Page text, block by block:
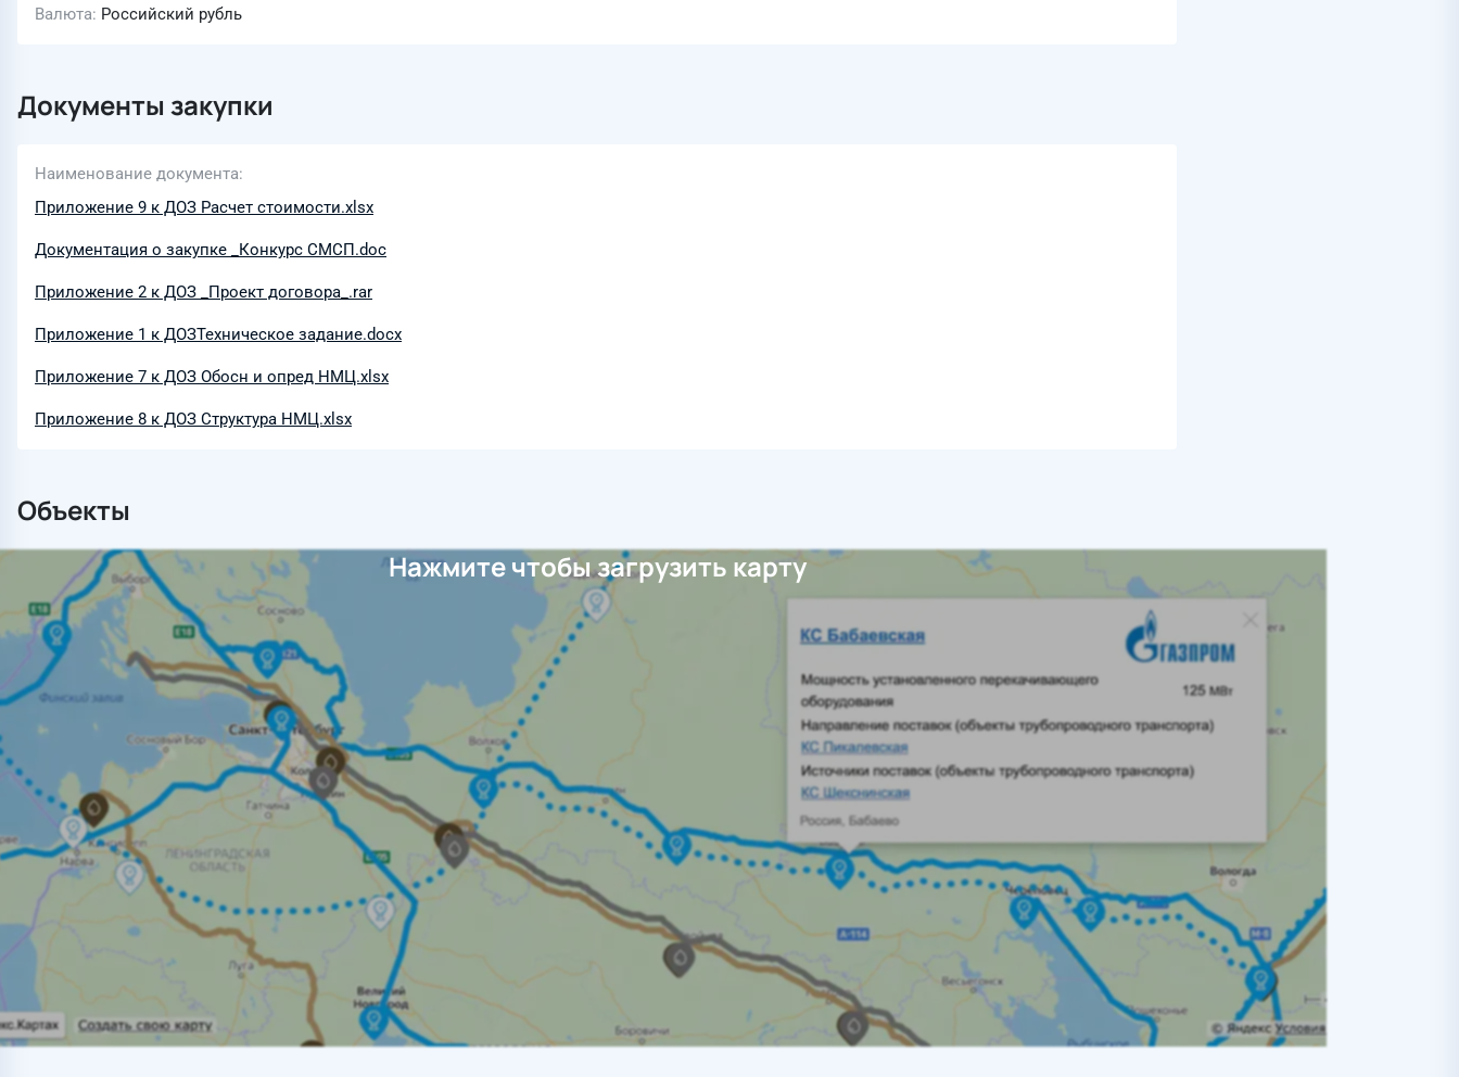
Валюта Российский рубль
Документы закупки
Наименование документа
Приложение 9 к ДОЗ Расчет стоимости.xlsx
Документация о закупке _Конкурс СМСП.doc
Приложение 2 к ДОЗ _Проект договора_.rar
Приложение 1 к ДОЗТехническое задание.docx
Приложение 7 к ДОЗ Обосн и опред НМЦ.xlsx
Приложение 8 к ДОЗ Структура НМЦ.xlsx
Объекты
Нажмите чтобы загрузить карту